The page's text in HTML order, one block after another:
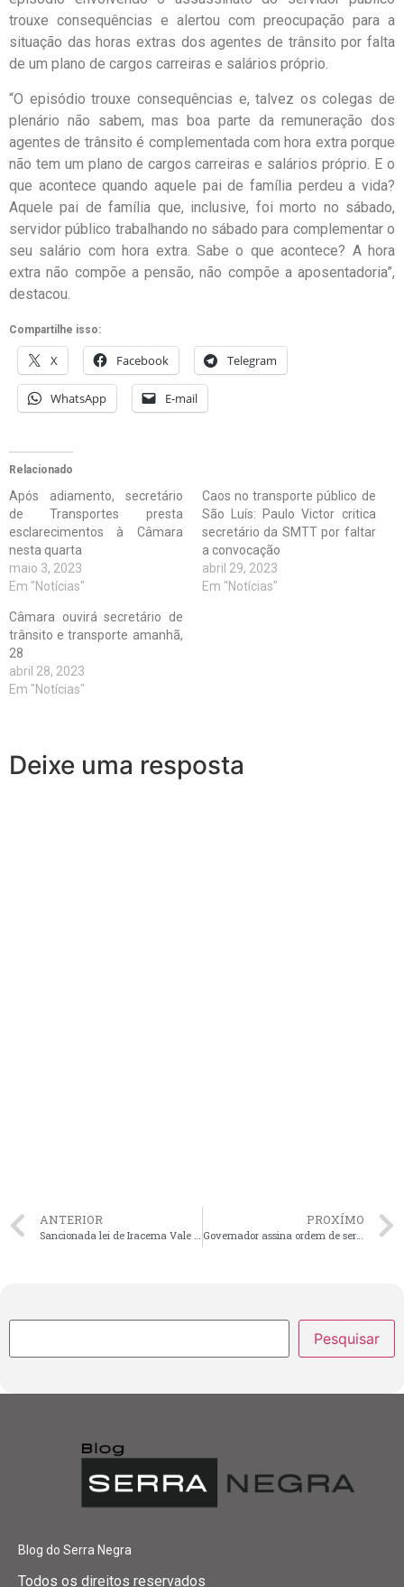
trouxe consequências e alertou com preocupação para a
situação das horas extras dos agentes de trânsito por falta
de um plano de cargos carreiras e salários próprio.
“O episódio trouxe consequências e, talvez os colegas de
plenário não sabem, mas boa parte da remuneração dos
agentes de trânsito é complementada com hora extra porque
não tem um plano de cargos carreiras e salários próprio. E o
que acontece quando aquele pai de família perdeu a vida?
Aquele pai de família que, inclusive, foi morto no sábado,
servidor público trabalhando no sábado para complementar o
seu salário com hora extra. Sabe o que acontece? A hora
extra não compõe a pensão, não compõe a aposentadoria”,
destacou.
Compartilhe isso:
X Facebook Telegram
WhatsApp E-mail
Relacionado
Após adiamento, secretário
de Transportes presta
esclarecimentos à Câmara
nesta quarta
maio 3, 2023
Em "Notícias"
Caos no transporte público de
São Luís: Paulo Victor critica
secretário da SMTT por faltar
a convocação
abril 29, 2023
Em "Notícias"
Câmara ouvirá secretário de
trânsito e transporte amanhã,
28
abril 28, 2023
Em "Notícias"
Deixe uma resposta
ANTERIOR
Sancionada lei de Iracema Vale que obriga comunicação à DPE dos nascimentos sem identificação de paternidade
PROXÍMO
Governador assina ordem de serviço para construção de viadutos na Avenida dos Holandeses e no Jaracati
Pesquisar
Blog do Serra Negra
Todos os direitos reservados